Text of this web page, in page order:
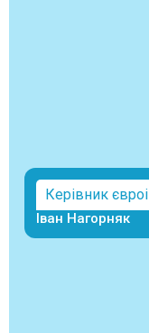
Керівник
Іван Нагорняк